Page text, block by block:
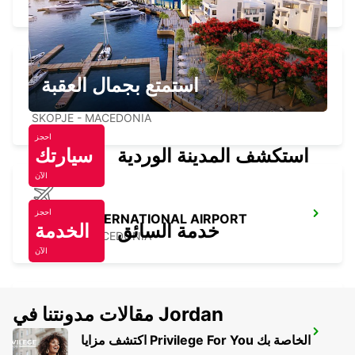
SKOPJE ALEKSANDAR PALACE HOTEL
SKOPJE - MACEDONIA
SKOPJE INTERNATIONAL AIRPORT
SKOPJE - MACEDONIA
IOANNINA AIRPORT
استمتع بجمال العقبة
احجز
سيارتك
الآن
استكشف المدينة الوردية
احجز
الخدمة
الآن
خدمة السائق
مقالات مدونتنا في Jordan
اكتشف مزايا Privilege For You الخاصة بك